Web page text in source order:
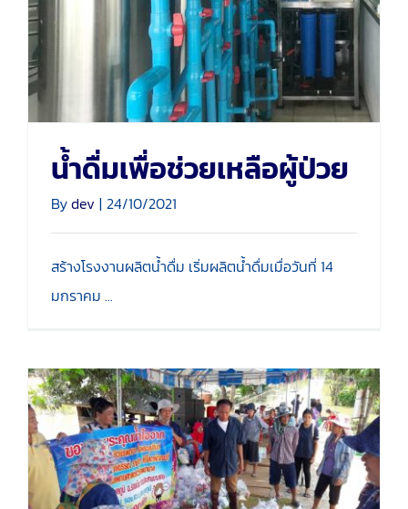
น้ำดื่มเพื่อช่วยเหลือผู้ป่วย
Bydev | 24/10/2021
สร้างโรงงานผลิตน้ำดื่ม เริ่มผลิตน้ำดื่มเมื่อวันที่ 14
มกราคม ...
ให้ความช่วยเหลือประชาชนผู้
ประสพภัยน้ำท่วม